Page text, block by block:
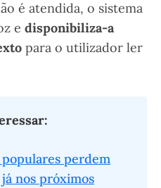
é atendida, o sistema
e disponibiliza-a
para o utilizador ler
perdem
nos próximos